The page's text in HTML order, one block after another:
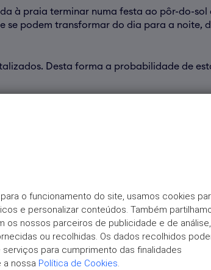
o funcionamento do site, usamos cookies
e personalizar conteúdos. Também
nossos parceiros de publicidade e de
ou recolhidas. Os dados recolhidos
para cumprimento das finalidades
a nossa Política de Cookies.
à praia terminar numa festa ao pôr-do-
se podem transformar do dia para a noite,
Desta forma a probabilidade de